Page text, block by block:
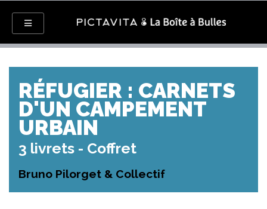
RÉFUGIER : CARNETS
D'UN CAMPEMENT
URBAIN
3 livrets - Coffret
Bruno Pilorget & Collectif